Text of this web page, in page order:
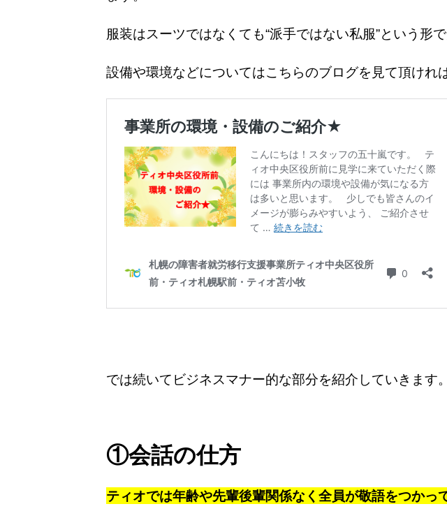
服装はスーツではなくても“派手ではない私服”という形で
設備や環境などについてはこちらのブログを見て頂けれ
では続いてビジネスマナー的な部分を紹介していきます。
①会話の仕方
ティオでは年齢や先輩後輩関係なく全員が敬語をつかっ